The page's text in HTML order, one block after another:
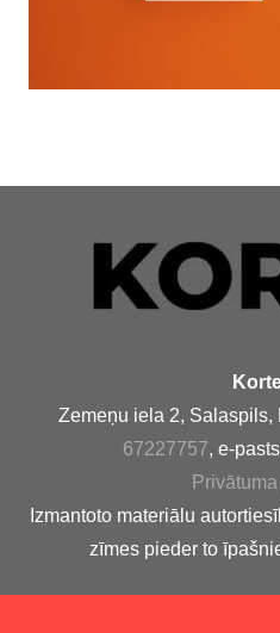
Zemeņu iela 2, Salaspils,
67227757, e-
Izmantoto materiālu
zīmes pieder to